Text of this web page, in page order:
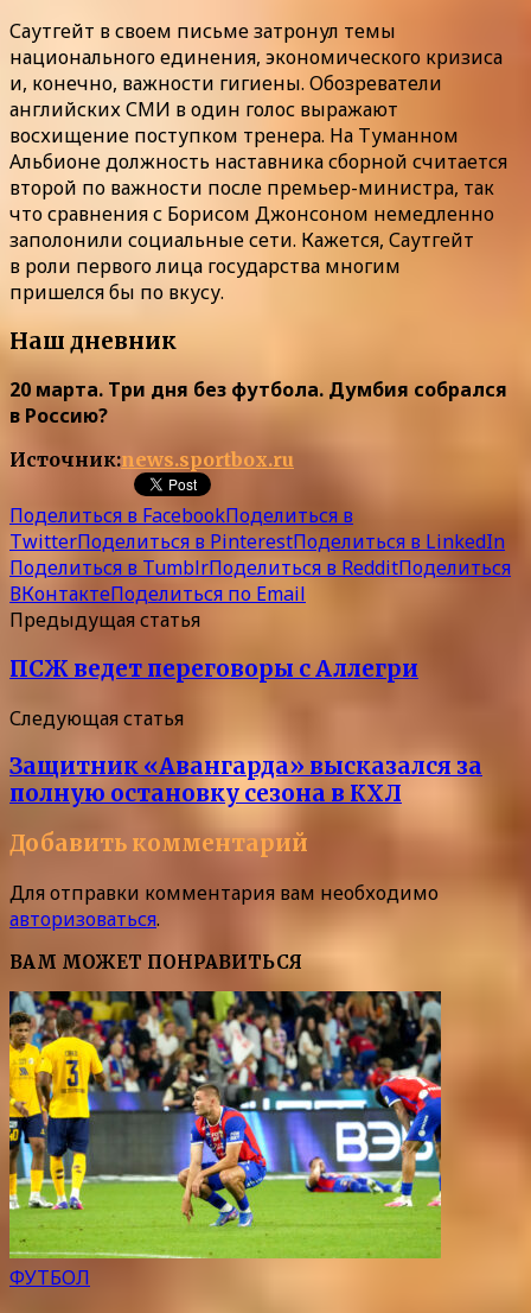
Саутгейт в своем письме затронул темы
национального единения, экономического кризиса
и, конечно, важности гигиены. Обозреватели
английских СМИ в один голос выражают
восхищение поступком тренера. На Туманном
Альбионе должность наставника сборной считается
второй по важности после премьер-министра, так
что сравнения с Борисом Джонсоном немедленно
заполонили социальные сети. Кажется, Саутгейт
в роли первого лица государства многим
пришелся бы по вкусу.
Наш дневник
20 марта. Три дня без футбола. Думбия собрался
в Россию?
Источник:news.sportbox.ru
Поделиться в FacebookПоделиться в
TwitterПоделиться в PinterestПоделиться в LinkedIn
Поделиться в TumblrПоделиться в RedditПоделиться
ВКонтактеПоделиться по Email
Предыдущая статья
ПСЖ ведет переговоры с Аллегри
Следующая статья
Защитник «Авангарда» высказался за
полную остановку сезона в КХЛ
Добавить комментарий
Для отправки комментария вам необходимо
авторизоваться.
ВАМ МОЖЕТ ПОНРАВИТЬСЯ
ФУТБОЛ